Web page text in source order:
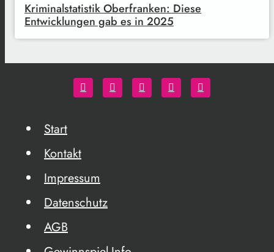
Kriminalstatistik Oberfranken: Diese
Entwicklungen gab es in 2025
Start
Kontakt
Impressum
Datenschutz
AGB